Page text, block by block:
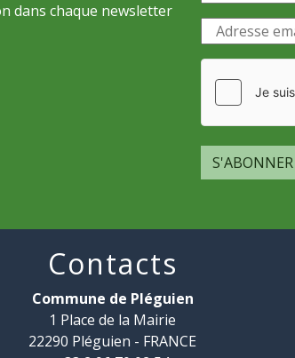
S'ABONNER
Contacts
Commune de Pléguien
1 Place de la Mairie
22290 Pléguien - FRANCE
+33 2 96 70 02 54